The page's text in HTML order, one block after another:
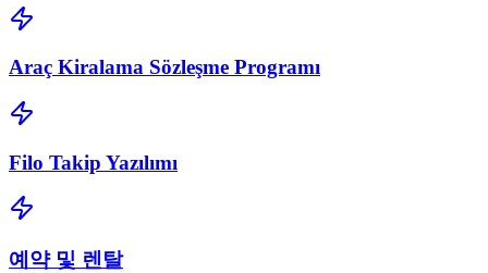
Araç Kiralama Sözleşme Programı
Filo Takip Yazılımı
예약 및 렌탈